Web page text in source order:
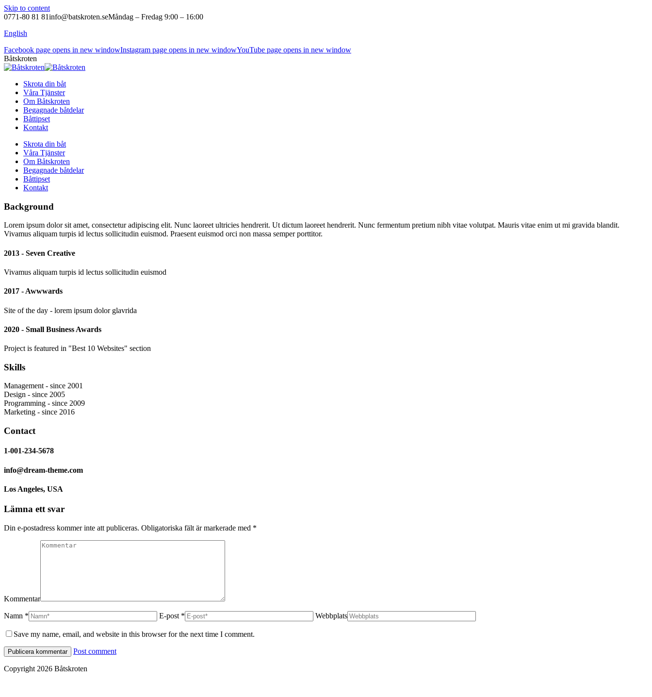
Skip to content
0771-80 81 81info@batskroten.seMåndag – Fredag 9:00 – 16:00
English
Facebook page opens in new windowInstagram page opens in new windowYouTube page opens in new window
Båtskroten
Skrota din båt
Våra Tjänster
Om Båtskroten
Begagnade båtdelar
Båttipset
Kontakt
Skrota din båt
Våra Tjänster
Om Båtskroten
Begagnade båtdelar
Båttipset
Kontakt
Background
Lorem ipsum dolor sit amet, consectetur adipiscing elit. Nunc laoreet ultricies hendrerit. Ut dictum laoreet hendrerit. Nunc fermentum pretium nibh vitae volutpat. Mauris vitae enim ut mi gravida blandit.
Vivamus aliquam turpis id lectus sollicitudin euismod. Praesent euismod orci non massa semper porttitor.
2013 - Seven Creative
Vivamus aliquam turpis id lectus sollicitudin euismod
2017 - Awwwards
Site of the day - lorem ipsum dolor glavrida
2020 - Small Business Awards
Project is featured in "Best 10 Websites" section
Skills
Management - since 2001
Design - since 2005
Programming - since 2009
Marketing - since 2016
Contact
1-001-234-5678
info@dream-theme.com
Los Angeles, USA
Lämna ett svar
Din e-postadress kommer inte att publiceras. Obligatoriska fält är markerade med *
Kommentar
Namn * E-post * Webbplats
Save my name, email, and website in this browser for the next time I comment.
Post comment
Copyright 2026 Båtskroten